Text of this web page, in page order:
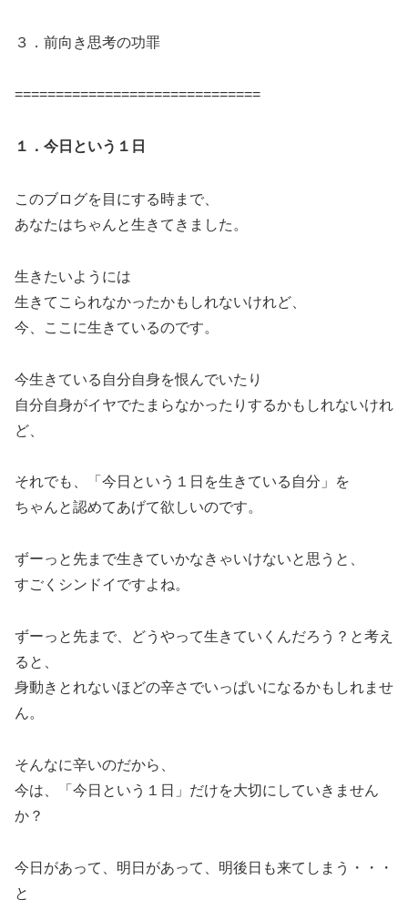
３．前向き思考の功罪
==============================
１．今日という１日
このブログを目にする時まで、
あなたはちゃんと生きてきました。
生きたいようには
生きてこられなかったかもしれないけれど、
今、ここに生きているのです。
今生きている自分自身を恨んでいたり
自分自身がイヤでたまらなかったりするかもしれないけれ
ど、
それでも、「今日という１日を生きている自分」を
ちゃんと認めてあげて欲しいのです。
ずーっと先まで生きていかなきゃいけないと思うと、
すごくシンドイですよね。
ずーっと先まで、どうやって生きていくんだろう？と考え
ると、
身動きとれないほどの辛さでいっぱいになるかもしれませ
ん。
そんなに辛いのだから、
今は、「今日という１日」だけを大切にしていきません
か？
今日があって、明日があって、明後日も来てしまう・・・
と